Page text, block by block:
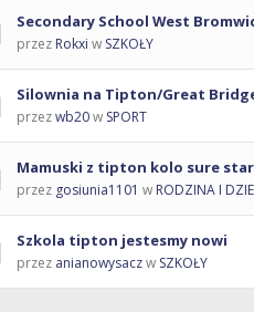
Secondary School West
przez Rokxi w SZKOŁY
Silownia na Tipton/Great
przezwb20w SPORT
Mamuski z tipton kolo sure
przez gosiunia1101 w RODZINA I
Szkola tipton jestesmy nowi
przez anianowysaczw SZKOŁY